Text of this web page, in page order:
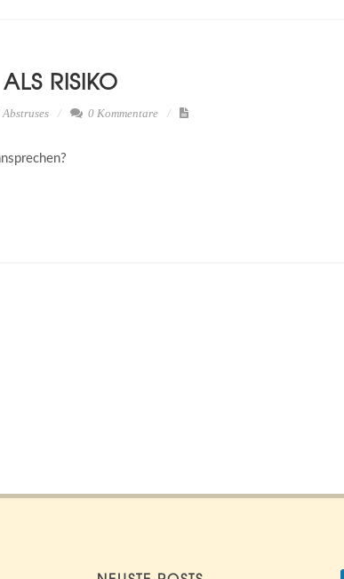
RISIKO
Abstruses 0 Kommentare